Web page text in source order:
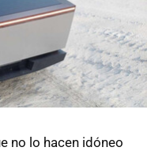
no lo hacen idóneo